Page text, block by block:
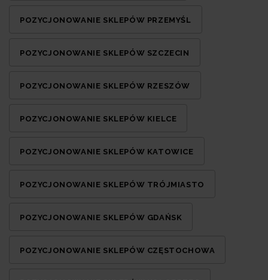
POZYCJONOWANIE SKLEPÓW PRZEMYŚL
POZYCJONOWANIE SKLEPÓW SZCZECIN
POZYCJONOWANIE SKLEPÓW RZESZÓW
POZYCJONOWANIE SKLEPÓW KIELCE
POZYCJONOWANIE SKLEPÓW KATOWICE
POZYCJONOWANIE SKLEPÓW TRÓJMIASTO
POZYCJONOWANIE SKLEPÓW GDAŃSK
POZYCJONOWANIE SKLEPÓW CZĘSTOCHOWA